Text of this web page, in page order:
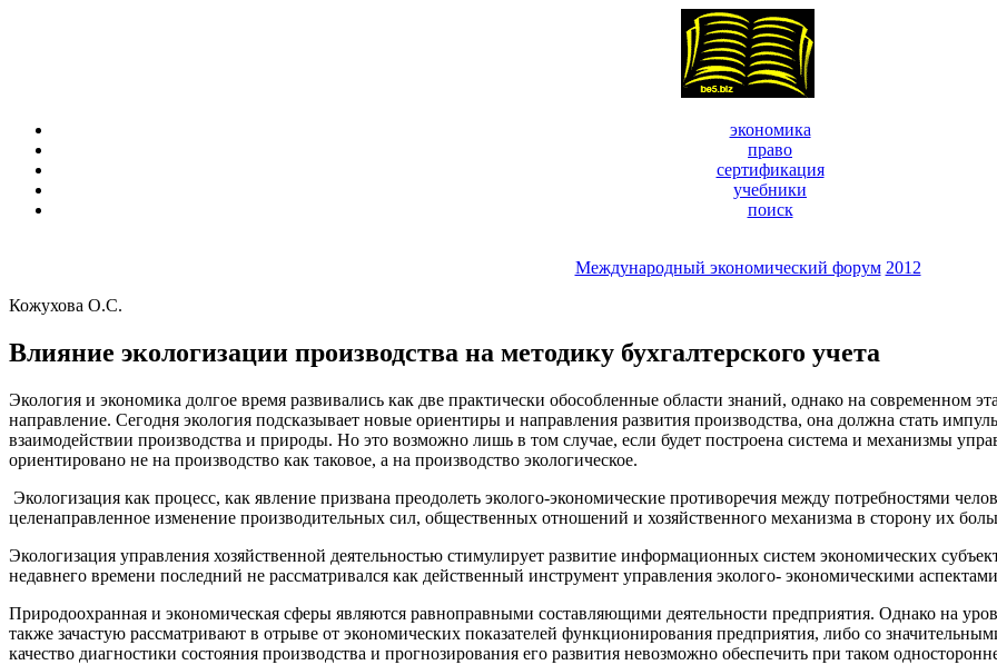
экономика
право
сертификация
учебники
поиск
Международный экономический форум 2012
Кожухова О.С.
Влияние экологизации производства на методику бухгалтерского учета
Экология и экономика долгое время развивались как две практически обособленные области знаний, однако на современном
направление. Сегодня экология подсказывает новые ориентиры и направления развития производства, она должна стать
взаимодействии производства и природы. Но это возможно лишь в том случае, если будет построена система и механизмы
ориентировано не на производство как таковое, а на производство экологическое.
Экологизация как процесс, как явление призвана преодолеть эколого-экономические противоречия между потребностями
целенаправленное изменение производительных сил, общественных отношений и хозяйственного механизма в сторону их
Экологизация управления хозяйственной деятельностью стимулирует развитие информационных систем экономических
недавнего времени последний не рассматривался как действенный инструмент управления эколого- экономическими
Природоохранная и экономическая сферы являются равноправными состав­ляющими деятельности предприятия. Однако на
также зачастую рассматривают в отрыве от экономических показателей функциони­рования предприятия, либо со
качество диагностики состояния производства и прогнозирова­ния его развития невозможно обеспечить при таком